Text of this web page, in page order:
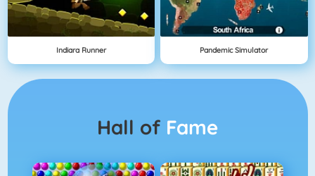
Indiara Runner Pandemic Simulator
Hall of Fame